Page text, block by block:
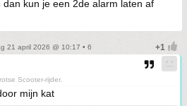
kun je een 2de alarm laten af
21 april 2026 @ 10:17 • 6
Scooter-rijder.
mijn kat